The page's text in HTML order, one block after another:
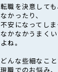
転職を決意して
なかったり、
不安になってし
なかなかうまく
よね。
どんな些細なこ
現職でのお悩み、